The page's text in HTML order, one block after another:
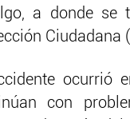
a donde se
Ciudadana
ocurrió
con